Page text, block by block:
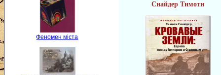
Феномен міста
Снайдер Тимоти